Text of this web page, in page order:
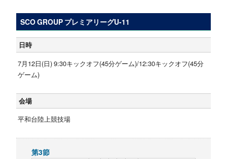
SCO GROUP プレミアリーグU-11
日時
7月12日(日) 9:30キックオフ(45分ゲーム)/12:30キックオフ(45分
ゲーム)
会場
平和台陸上競技場
第3節